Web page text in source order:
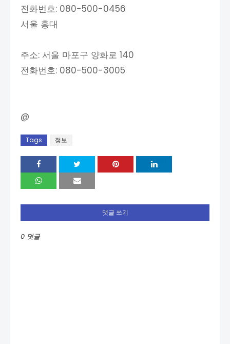
전화번호: 080-500-0456
서울 홍대
주소: 서울 마포구 양화로 140
전화번호: 080-500-3005
@
Tags 정보
댓글 쓰기
0 댓글